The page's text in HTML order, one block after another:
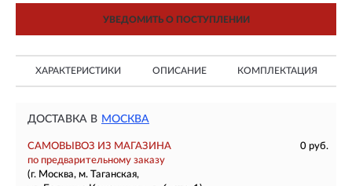
УВЕДОМИТЬ О ПОСТУПЛЕНИИ
ХАРАКТЕРИСТИКИ ОПИСАНИЕ КОМПЛЕКТАЦИЯ
ДОСТАВКА В МОСКВА
САМОВЫВОЗ ИЗ МАГАЗИНА
0 руб.
по предварительному заказу
(г. Москва, м. Таганская,